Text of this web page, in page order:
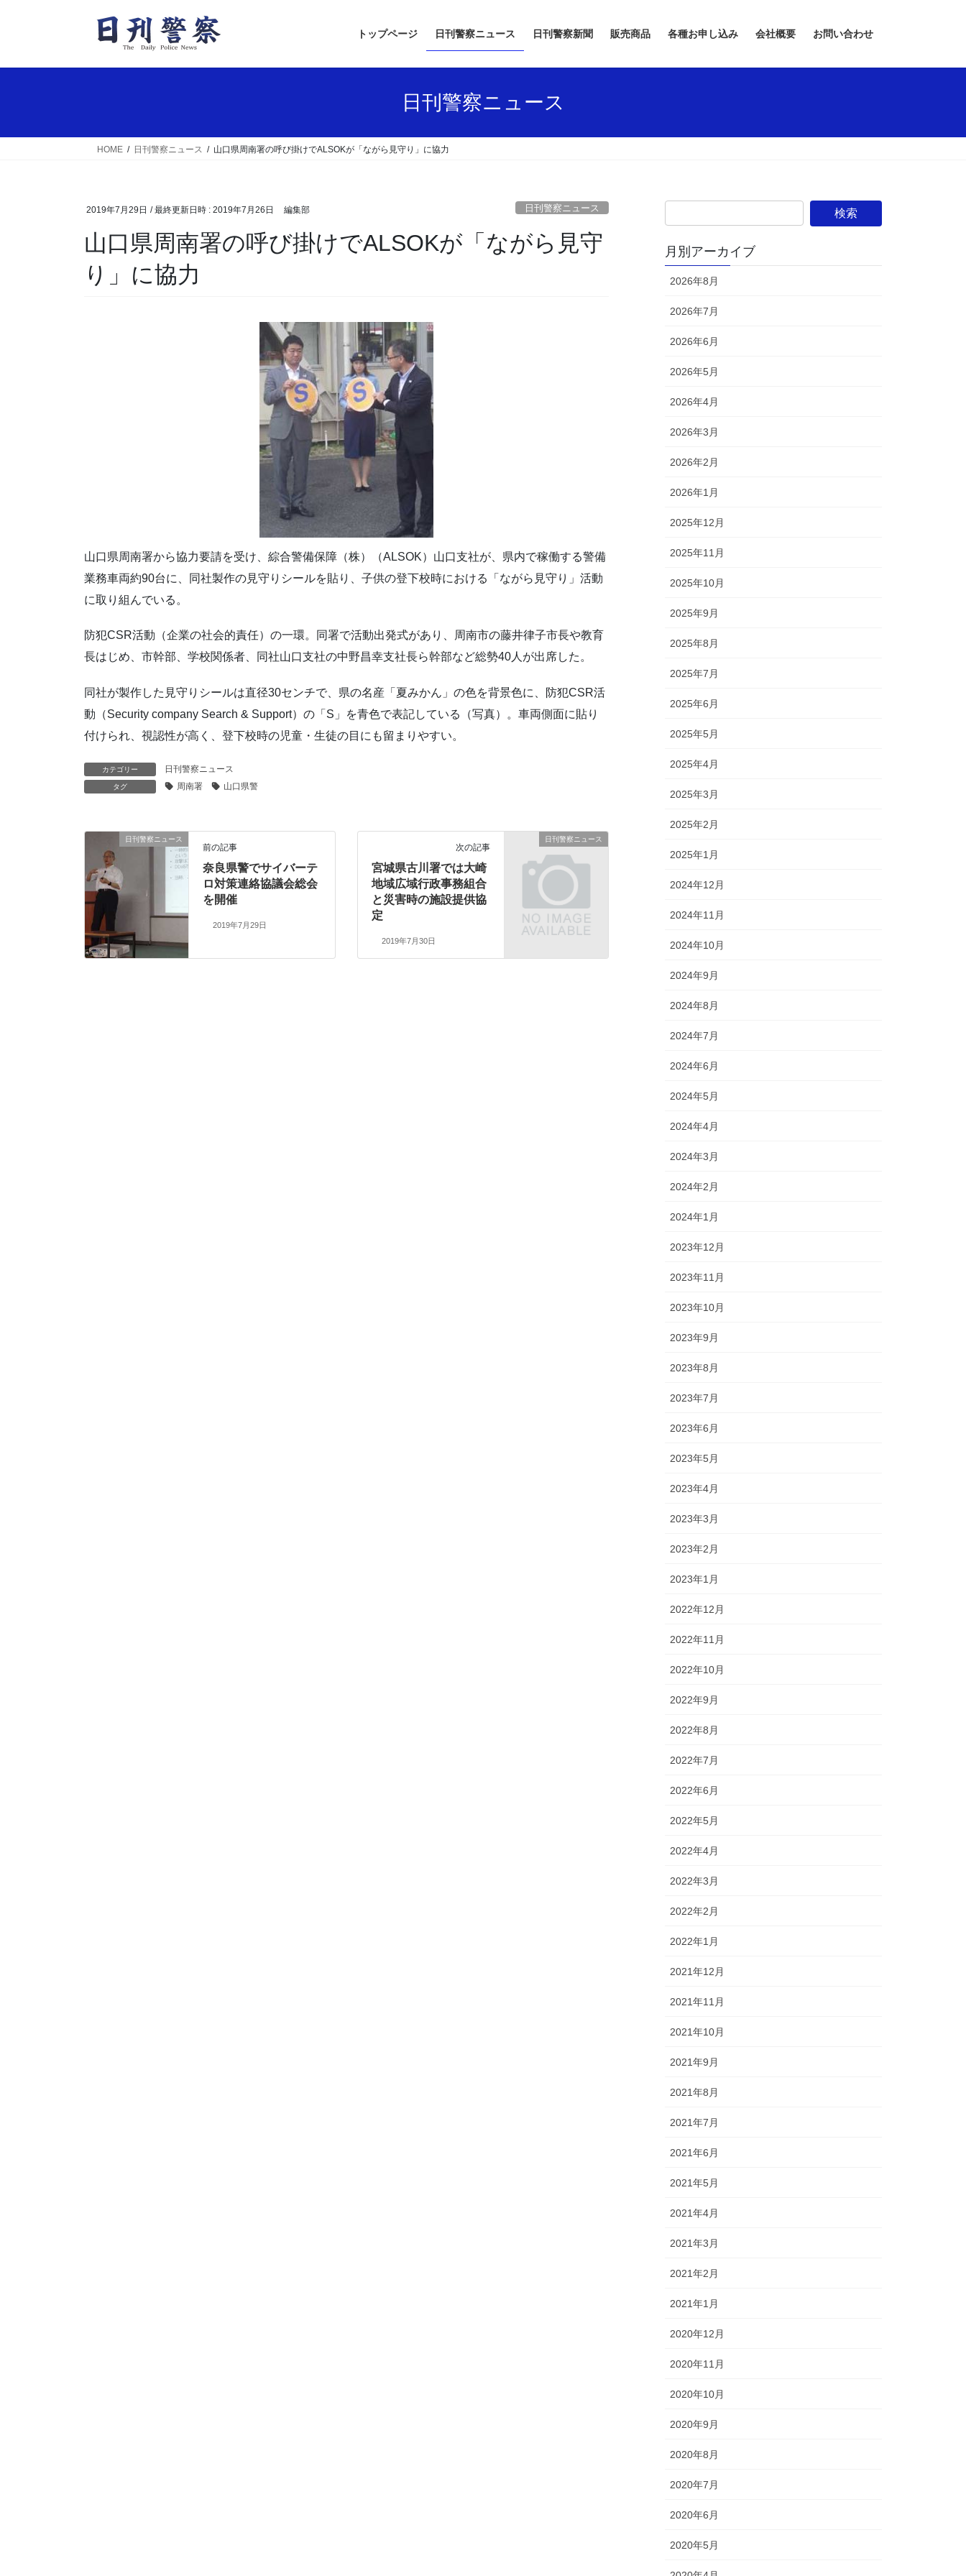
トップページ 日刊警察ニュース 日刊警察新聞 販売商品 各種お申し込み 会社概要 お問い合わせ
日刊警察ニュース
HOME 日刊警察ニュース 山口県周南署の呼び掛けでALSOKが「ながら見守り」に協力
2019年7月29日 / 最終更新日時 : 2019年7月26日 編集部 日刊警察ニュース
山口県周南署の呼び掛けでALSOKが「ながら見守
り」に協力
山口県周南署から協力要請を受け、綜合警備保障（株）（ALSOK）山口支社が、県内で稼働する警備
業務車両約90台に、同社製作の見守りシールを貼り、子供の登下校時における「ながら見守り」活動
に取り組んでいる。
防犯CSR活動（企業の社会的責任）の一環。同署で活動出発式があり、周南市の藤井律子市長や教育
長はじめ、市幹部、学校関係者、同社山口支社の中野昌幸支社長ら幹部など総勢40人が出席した。
同社が製作した見守りシールは直径30センチで、県の名産「夏みかん」の色を背景色に、防犯CSR活
動（Security company Search & Support）の「S」を青色で表記している（写真）。車両側面に貼り
付けられ、視認性が高く、登下校時の児童・生徒の目にも留まりやすい。
カテゴリー 日刊警察ニュース
タグ 周南署 山口県警
日刊警察ニュース
前の記事
奈良県警でサイバーテ
ロ対策連絡協議会総会
を開催
2019年7月29日
日刊警察ニュース
次の記事
宮城県古川署では大崎
地域広域行政事務組合
と災害時の施設提供協
定
2019年7月30日
月別アーカイブ
2026年8月
2026年7月
2026年6月
2026年5月
2026年4月
2026年3月
2026年2月
2026年1月
2025年12月
2025年11月
2025年10月
2025年9月
2025年8月
2025年7月
2025年6月
2025年5月
2025年4月
2025年3月
2025年2月
2025年1月
2024年12月
2024年11月
2024年10月
2024年9月
2024年8月
2024年7月
2024年6月
2024年5月
2024年4月
2024年3月
2024年2月
2024年1月
2023年12月
2023年11月
2023年10月
2023年9月
2023年8月
2023年7月
2023年6月
2023年5月
2023年4月
2023年3月
2023年2月
2023年1月
2022年12月
2022年11月
2022年10月
2022年9月
2022年8月
2022年7月
2022年6月
2022年5月
2022年4月
2022年3月
2022年2月
2022年1月
2021年12月
2021年11月
2021年10月
2021年9月
2021年8月
2021年7月
2021年6月
2021年5月
2021年4月
2021年3月
2021年2月
2021年1月
2020年12月
2020年11月
2020年10月
2020年9月
2020年8月
2020年7月
2020年6月
2020年5月